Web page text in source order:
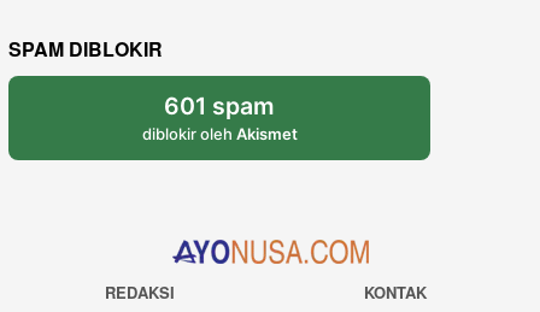
SPAM DIBLOKIR
601 spam
diblokir oleh Akismet
REDAKSI
KONTAK